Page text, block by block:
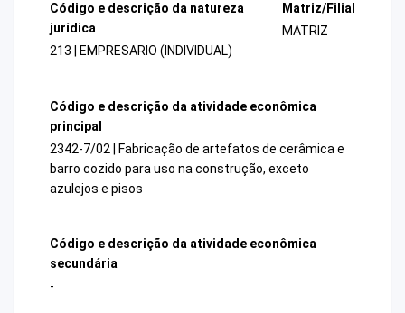
Código e descrição da natureza
jurídica
213 | EMPRESARIO (INDIVIDUAL)
Matriz/Filial
MATRIZ
Código e descrição da atividade econômica
principal
2342-7/02 | Fabricação de artefatos de cerâmica e
barro cozido para uso na construção, exceto
azulejos e pisos
Código e descrição da atividade econômica
secundária
-